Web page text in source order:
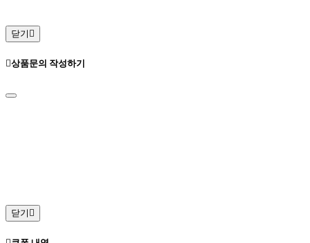
닫기
상품문의 작성하기
닫기